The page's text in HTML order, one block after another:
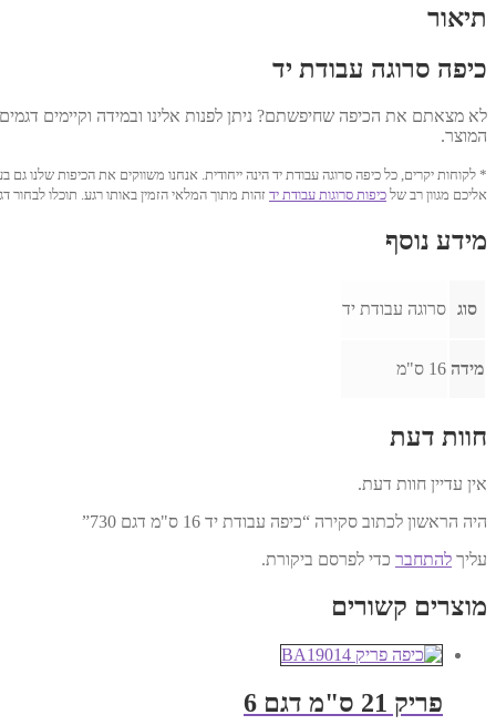
תיאור
כיפה סרוגה עבודת יד
לא מצאתם את הכיפה שחיפשתם? ניתן לפנות אלינו ובמידה וקיימים
המוצר.
* לקוחות יקרים, כל כיפה סרוגה עבודת יד הינה ייחודית. אנחנו משווקים את הכיפות
אליכם מגוון רב של כיפות סרוגות עבודת יד זהות מתוך המלאי הזמין באותו רגע. תוכלו
מידע נוסף
סוג סרוגה עבודת יד
מידה 16 ס"מ
חוות דעת
אין עדיין חוות דעת.
היה הראשון לכתוב סקירה “כיפה עבודת יד 16 ס"מ דגם 730”
עליך להתחבר כדי לפרסם ביקורת.
מוצרים קשורים
פריק 21 ס"מ דגם 6